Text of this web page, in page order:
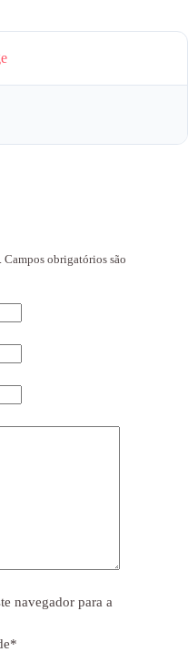
Campos obrigatórios são
navegador para a
*